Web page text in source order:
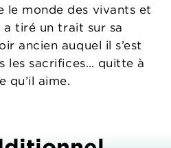
le monde des vivants et
a tiré un trait sur sa
ancien auquel il s’est
les sacrifices… quitte à
qu’il aime.